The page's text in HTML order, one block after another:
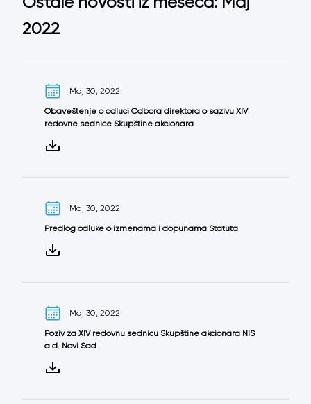
2022
Maj 30, 2022
Obaveštenje o odluci Odbora direktora o sazivu XIV
redovne sednice Skupštine akcionara
Maj 30, 2022
Predlog odluke o izmenama i dopunama Statuta
Maj 30, 2022
Poziv za XIV redovnu sednicu Skupštine akcionara NIS
a.d. Novi Sad